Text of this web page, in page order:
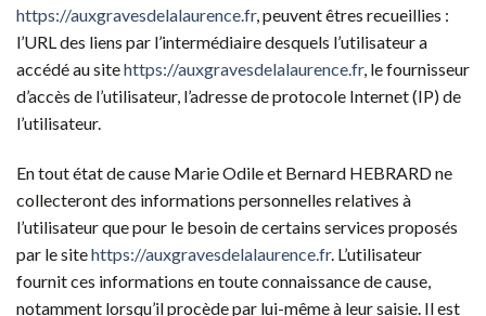
https://auxgravesdelalaurence.fr, peuvent êtres recueillies :
l’URL des liens par l’intermédiaire desquels l’utilisateur a
accédé au sitehttps://auxgravesdelalaurence.fr, le fournisseur
d’accès de l’utilisateur, l’adresse de protocole Internet (IP) de
l’utilisateur.
En tout état de cause Marie Odile et Bernard HEBRARD ne
collecteront des informations personnelles relatives à
l’utilisateur que pour le besoin de certains services proposés
par le sitehttps://auxgravesdelalaurence.fr. L’utilisateur
fournit ces informations en toute connaissance de cause,
notamment lorsqu’il procède par lui-même à leur saisie. Il est